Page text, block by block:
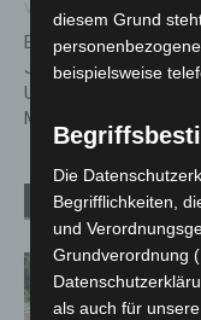
Bundeswettbewerb
Jugendfeuerwehr
Unterende ist
Meister
Verwandte Artikel
diesem Grund
beispielsweise
Die
Begrifflichkeiten,
und
Grundverordnung
als auch für